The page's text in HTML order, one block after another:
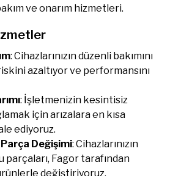
ve onarım hizmetleri.
: Cihazlarınızın düzenli bakımını
azaltıyor ve performansını
: İşletmenizin kesintisiz
için arızalara en kısa
ediyoruz.
Değişimi: Cihazlarınızın
parçaları, Fagor tarafından
değiştiriyoruz.